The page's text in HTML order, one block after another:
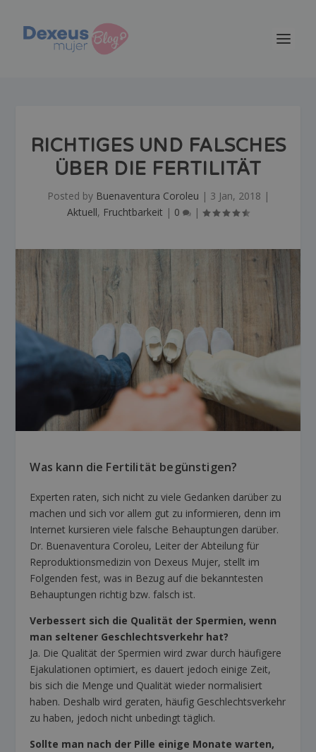
RICHTIGES UND FALSCHES
ÜBER DIE FERTILITÄT
Posted by Buenaventura Coroleu | 3 Jan, 2018 |
Aktuell, Fruchtbarkeit | 0 |
Was kann die Fertilität begünstigen?
Experten raten, sich nicht zu viele Gedanken darüber zu
machen und sich vor allem gut zu informieren, denn im
Internet kursieren viele falsche Behauptungen darüber.
Dr. Buenaventura Coroleu, Leiter der Abteilung für
Reproduktionsmedizin von Dexeus Mujer, stellt im
Folgenden fest, was in Bezug auf die bekanntesten
Behauptungen richtig bzw. falsch ist.
Verbessert sich die Qualität der Spermien, wenn
man seltener Geschlechtsverkehr hat?
Ja. Die Qualität der Spermien wird zwar durch häufigere
Ejakulationen optimiert, es dauert jedoch einige Zeit,
bis sich die Menge und Qualität wieder normalisiert
haben. Deshalb wird geraten, häufig Geschlechtsverkehr
zu haben, jedoch nicht unbedingt täglich.
Sollte man nach der Pille einige Monate warten,